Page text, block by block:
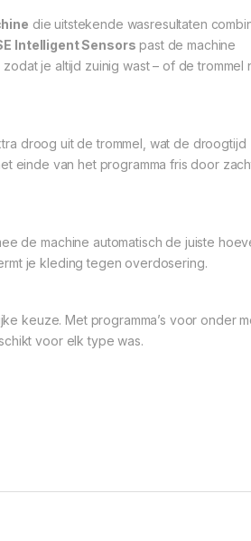
die uitstekende wasresultaten
Intelligent Sensors past de machine
je altijd zuinig wast – of de trommel
droog uit de trommel, wat de droogtijd
einde van het programma fris door
de machine automatisch de juiste
je kleding tegen overdosering.
keuze. Met programma’s voor onder
voor elk type was.